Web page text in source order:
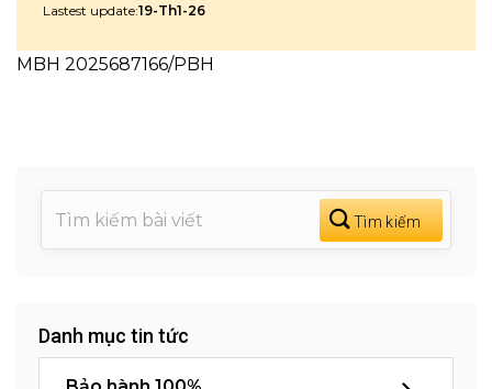
Lastest update:19-Th1-26
MBH 2025687166/PBH
Danh mục tin tức